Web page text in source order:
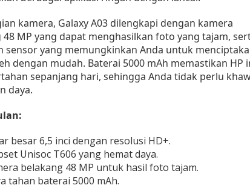
kamera, Galaxy A03 dilengkapi dengan kamera
48 MP yang dapat menghasilkan foto yang tajam,
sensor yang memungkinkan Anda untuk
dengan mudah. Baterai 5000 mAh memastikan HP
sepanjang hari, sehingga Anda tidak perlu
daya.
besar 6,5 inci dengan resolusi HD+.
Unisoc T606 yang hemat daya.
belakang 48 MP untuk hasil foto tajam.
tahan baterai 5000 mAh.